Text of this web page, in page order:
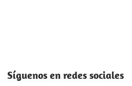
Síguenos en redes sociales